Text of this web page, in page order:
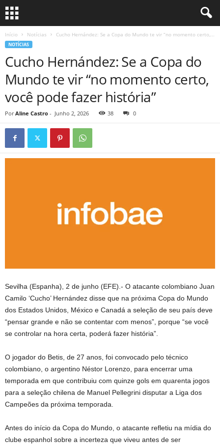
Início Notícias Cucho Hernández: Se a Copa do Mundo te vir “no momento certo,...
NOTÍCIAS
Cucho Hernández: Se a Copa do
Mundo te vir “no momento certo,
você pode fazer história”
Por Aline Castro - Junho 2, 2026 38 0
Sevilha (Espanha), 2 de junho (EFE).- O atacante colombiano Juan
Camilo ‘Cucho’ Hernández disse que na próxima Copa do Mundo
dos Estados Unidos, México e Canadá a seleção de seu país deve
“pensar grande e não se contentar com menos”, porque “se você
se controlar na hora certa, poderá fazer história”.
O jogador do Betis, de 27 anos, foi convocado pelo técnico
colombiano, o argentino Néstor Lorenzo, para encerrar uma
temporada em que contribuiu com quinze gols em quarenta jogos
para a seleção chilena de Manuel Pellegrini disputar a Liga dos
Campeões da próxima temporada.
Antes do início da Copa do Mundo, o atacante refletiu na mídia do
clube espanhol sobre a incerteza que viveu antes de ser